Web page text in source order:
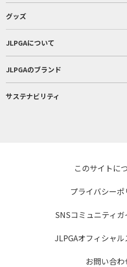
グッズ
JLPGAについて
JLPGAのブランド
サステナビリティ
このサイトに
プライバシーポ
SNSコミュニティ
JLPGAオフィシャ
お問い合わ